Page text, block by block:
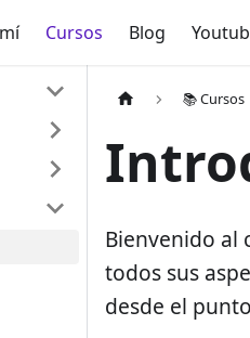
Cursos Blog
📚 Cursos
Bienvenido al
todos sus
desde el